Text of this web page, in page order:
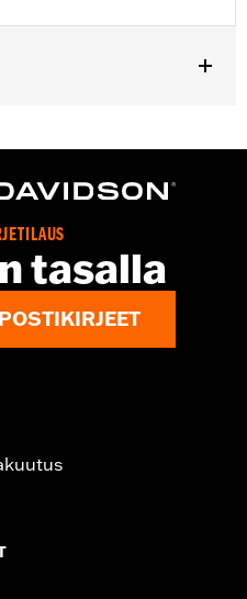
– Go towww.h-
tasalla